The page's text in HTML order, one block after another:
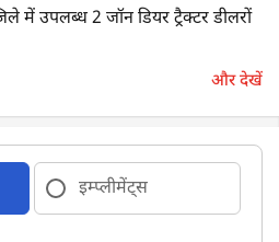
में उपलब्ध 2 जॉन डियर ट्रैक्टर डीलरों
और देखें
इम्प्लीमेंट्स